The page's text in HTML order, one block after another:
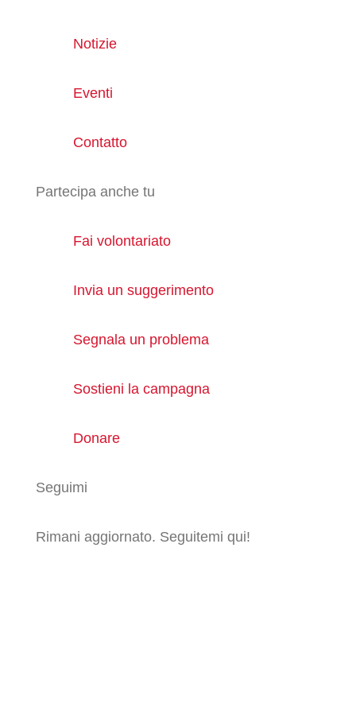
Notizie
Eventi
Contatto
Partecipa anche tu
Fai volontariato
Invia un suggerimento
Segnala un problema
Sostieni la campagna
Donare
Seguimi
Rimani aggiornato. Seguitemi qui!